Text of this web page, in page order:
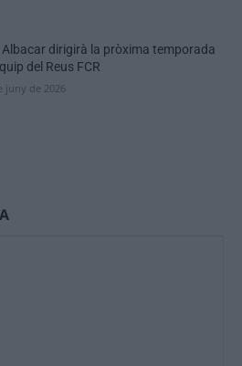
Albacar dirigirà la pròxima temporada
del Reus FCR
juny de 2026